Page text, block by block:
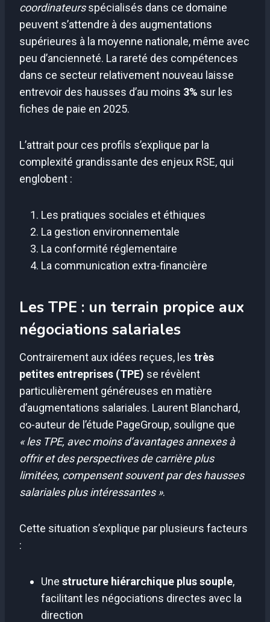
coordinateursspécialisés dans ce domaine
peuvent s’attendre à des augmentations
supérieures à la moyenne nationale, même avec
peu d’ancienneté. La rareté des compétences
dans ce secteur relativement nouveau laisse
entrevoir des hausses d’au moins 3% sur les
fiches de paie en 2025.
L’attrait pour ces profils s’explique par la
complexité grandissante des enjeux RSE, qui
englobent :
Les pratiques sociales et éthiques
La gestion environnementale
La conformité réglementaire
La communication extra-financière
Les TPE : un terrain propice aux
négociations salariales
Contrairement aux idées reçues, les très
petites entreprises (TPE) se révèlent
particulièrement généreuses en matière
d’augmentations salariales. Laurent Blanchard,
co-auteur de l’étude PageGroup, souligne que
« les TPE, avec moins d’avantages annexes à
offrir et des perspectives de carrière plus
limitées, compensent souvent par des hausses
salariales plus intéressantes ».
Cette situation s’explique par plusieurs facteurs
:
Une structure hiérarchique plus souple,
facilitant les négociations directes avec la
direction